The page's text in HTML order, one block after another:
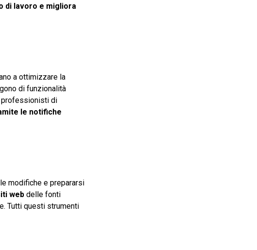
di lavoro e migliora
a ottimizzare la
di funzionalità
professionisti di
le notifiche
modifiche e prepararsi
web delle fonti
Tutti questi strumenti